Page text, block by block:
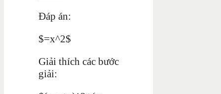
Đáp án:
$=x^2$
Giải thích các bước
giải: